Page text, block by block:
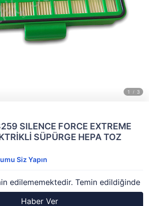
SILENCE FORCE EXTREME
SÜPÜRGE HEPA TOZ
Siz Yapın
edilememektedir. Temin edildiğinde
Haber Ver